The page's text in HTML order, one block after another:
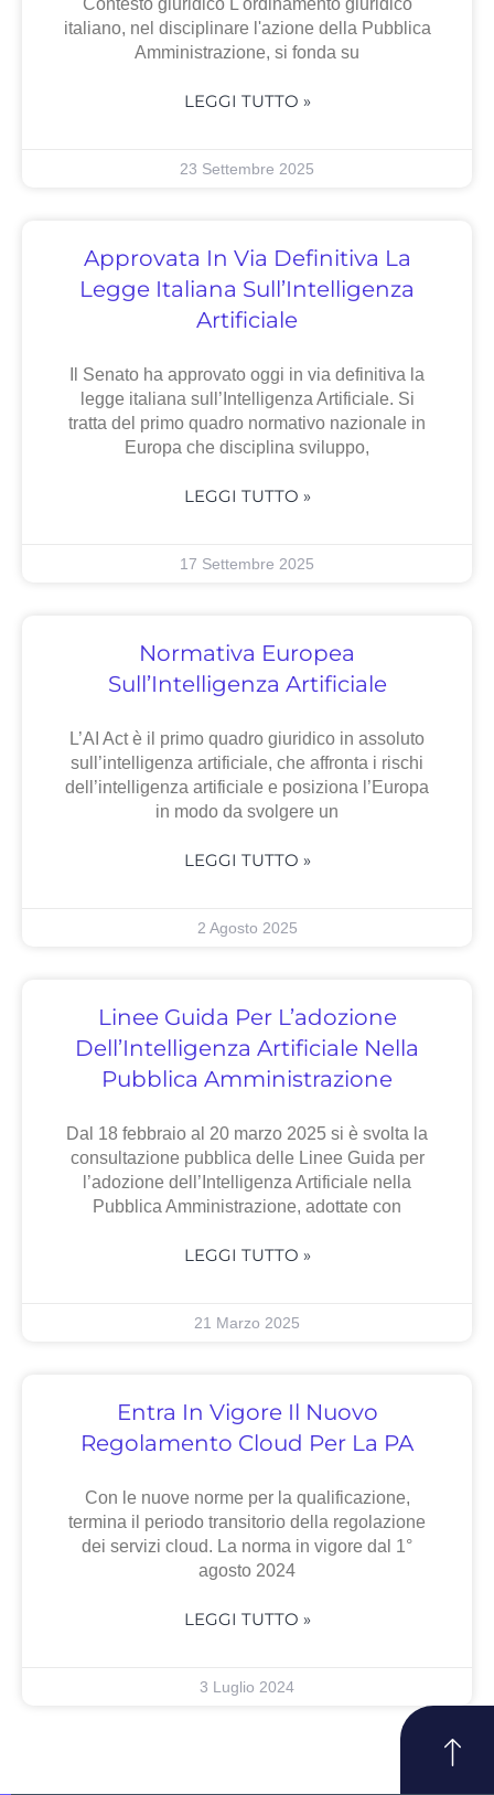
Contesto giuridico L'ordinamento giuridico
italiano, nel disciplinare l'azione della Pubblica
Amministrazione, si fonda su
LEGGI TUTTO »
23 Settembre 2025
Approvata In Via Definitiva La
Legge Italiana Sull’Intelligenza
Artificiale
Il Senato ha approvato oggi in via definitiva la
legge italiana sull’Intelligenza Artificiale. Si
tratta del primo quadro normativo nazionale in
Europa che disciplina sviluppo,
LEGGI TUTTO »
17 Settembre 2025
Normativa Europea
Sull’Intelligenza Artificiale
L’AI Act è il primo quadro giuridico in assoluto
sull’intelligenza artificiale, che affronta i rischi
dell’intelligenza artificiale e posiziona l’Europa
in modo da svolgere un
LEGGI TUTTO »
2 Agosto 2025
Linee Guida Per L’adozione
Dell’Intelligenza Artificiale Nella
Pubblica Amministrazione
Dal 18 febbraio al 20 marzo 2025 si è svolta la
consultazione pubblica delle Linee Guida per
l’adozione dell’Intelligenza Artificiale nella
Pubblica Amministrazione, adottate con
LEGGI TUTTO »
21 Marzo 2025
Entra In Vigore Il Nuovo
Regolamento Cloud Per La PA
Con le nuove norme per la qualificazione,
termina il periodo transitorio della regolazione
dei servizi cloud. La norma in vigore dal 1°
agosto 2024
LEGGI TUTTO »
3 Luglio 2024